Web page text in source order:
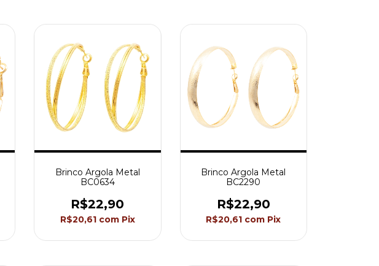
Brinco Argola Metal
BC0634
R$22,90
R$20,61 com Pix
Brinco Argola Metal
BC2290
R$22,90
R$20,61 com Pix